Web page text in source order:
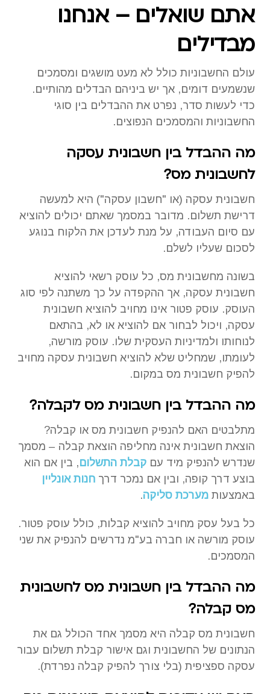
אתם שואלים – אנחנו
מבדילים
עולם החשבוניות כולל לא מעט מושגים ומסמכים
שנשמעים דומים, אך יש ביניהם הבדלים מהותיים.
כדי לעשות סדר, נפרט את ההבדלים בין סוגי
החשבוניות והמסמכים הנפוצים.
מה ההבדל בין חשבונית עסקה
לחשבונית מס?
חשבונית עסקה (או "חשבון עסקה") היא למעשה
דרישת תשלום. מדובר במסמך שאתם יכולים להוציא
עם סיום העבודה, על מנת לעדכן את הלקוח בנוגע
לסכום שעליו לשלם.
בשונה מחשבונית מס, כל עוסק רשאי להוציא
חשבונית עסקה, אך ההקפדה על כך משתנה לפי סוג
העוסק. עוסק פטור אינו מחויב להוציא חשבונית
עסקה, ויכול לבחור אם להוציא או לא, בהתאם
לנוחותו ולמדיניות העסקית שלו. עוסק מורשה,
לעומתו, שמחליט שלא להוציא חשבונית עסקה מחויב
להפיק חשבונית מס במקום.
מה ההבדל בין חשבונית מס לקבלה?
מתלבטים האם להנפיק חשבונית מס או קבלה?
הוצאת חשבונית אינה מחליפה הוצאת קבלה – מסמך
שנדרש להנפיק מיד עם קבלת התשלום, בין אם הוא
בוצע דרך קופה, ובין אם נמכר דרך חנות אונליין
באמצעות מערכת סליקה.
כל בעל עסק מחויב להוציא קבלות, כולל עוסק פטור.
עוסק מורשה או חברה בע"מ נדרשים להנפיק את שני
המסמכים.
מה ההבדל בין חשבונית מס לחשבונית
מס קבלה?
חשבונית מס קבלה היא מסמך אחד הכולל גם את
הנתונים של החשבונית וגם אישור קבלת תשלום עבור
עסקה ספציפית (בלי צורך להפיק קבלה נפרדת).